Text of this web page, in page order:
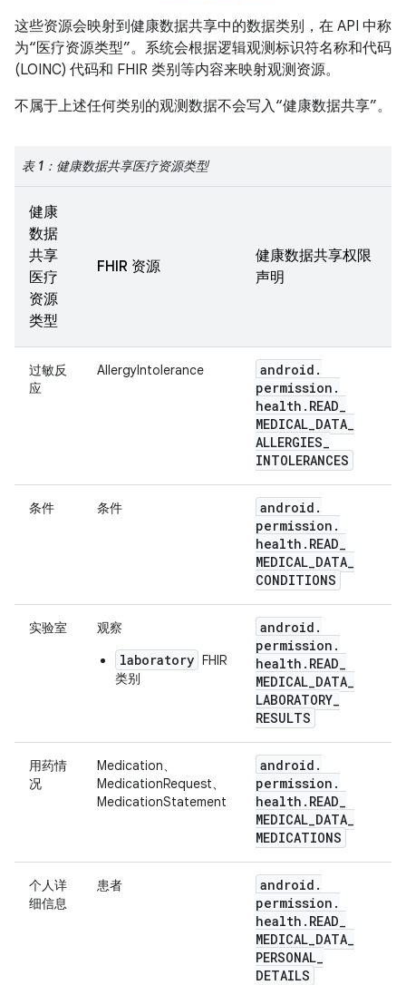
这些资源会映射到健康数据共享中的数据类别，在 API 中称
为“医疗资源类型”。系统会根据逻辑观测标识符名称和代码
(LOINC) 代码和 FHIR 类别等内容来映射观测资源。
不属于上述任何类别的观测数据不会写入“健康数据共享”。
表 1：健康数据共享医疗资源类型
健康
数据
共享
医疗
资源
类型
FHIR 资源
健康数据共享权限
声明
过敏反
应
AllergyIntolerance android .
permission .
health . READ_
MEDICAL_DATA_
ALLERGIES_
INTOLERANCES
条件 条件 android .
permission .
health . READ_
MEDICAL_DATA_
CONDITIONS
实验室 观察
laboratory FHIR
类别
android .
permission .
health . READ_
MEDICAL_DATA_
LABORATORY_
RESULTS
用药情
况
Medication、
MedicationRequest、
MedicationStatement
android .
permission .
health . READ_
MEDICAL_DATA_
MEDICATIONS
个人详
细信息
患者 android .
permission .
health . READ_
MEDICAL_DATA_
PERSONAL_
DETAILS